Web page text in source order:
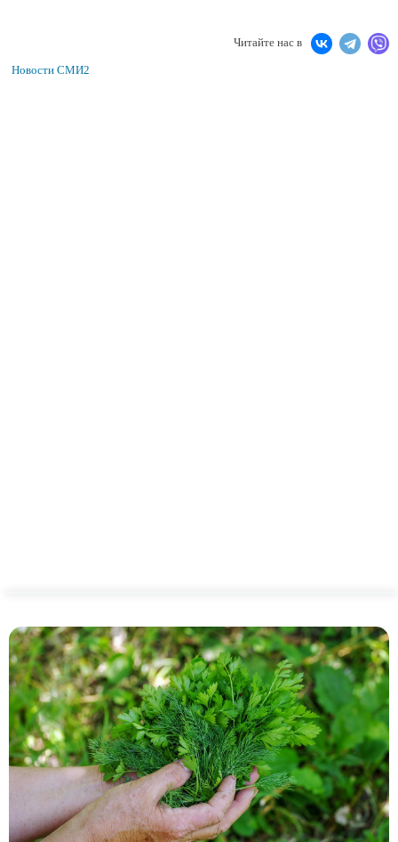
Читайте нас в
Новости СМИ2